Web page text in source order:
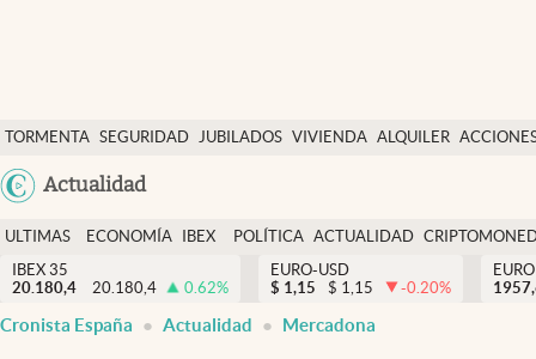
TORMENTA SEGURIDAD JUBILADOS VIVIENDA ALQUILER
Actualidad
Economía y finanzas
Política
Actualidad
Criptomonedas
España
ULTIMAS
NOTICIAS
ECONOMÍA
FINANZAS
IBEX
EURO
POLÍTICA ACTUALIDAD
IBEX 35
20.180,4
20.180,4 0.62%
EURO-USD
$ 1,15 $ 1,15 -0.20%
Cronista España Actualidad Mercadona